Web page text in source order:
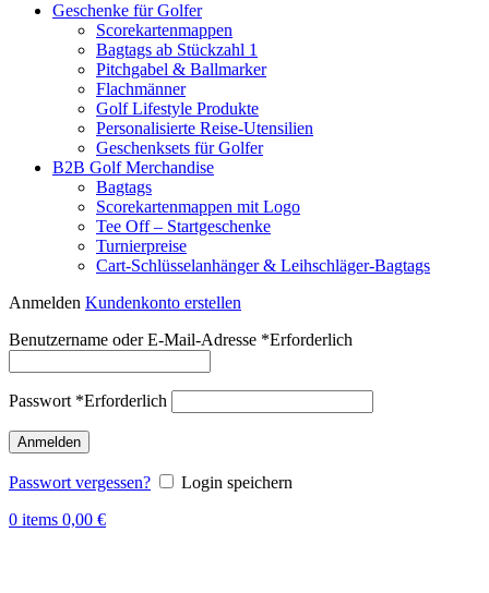
Geschenke für Golfer
Scorekartenmappen
Bagtags ab Stückzahl 1
Pitchgabel & Ballmarker
Flachmänner
Golf Lifestyle Produkte
Personalisierte Reise-Utensilien
Geschenksets für Golfer
B2B Golf Merchandise
Bagtags
Scorekartenmappen mit Logo
Tee Off – Startgeschenke
Turnierpreise
Cart-Schlüsselanhänger & Leihschläger-Bagtags
Anmelden Kundenkonto erstellen
Benutzername oder E-Mail-Adresse *Erforderlich
Passwort *Erforderlich
Anmelden
Passwort vergessen?
Login speichern
0 items 0,00 €